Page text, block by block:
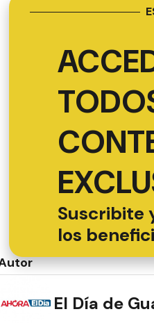
Suscribite
los
El Día de